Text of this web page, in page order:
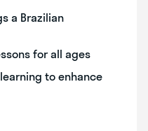
a Brazilian
for all ages
to enhance